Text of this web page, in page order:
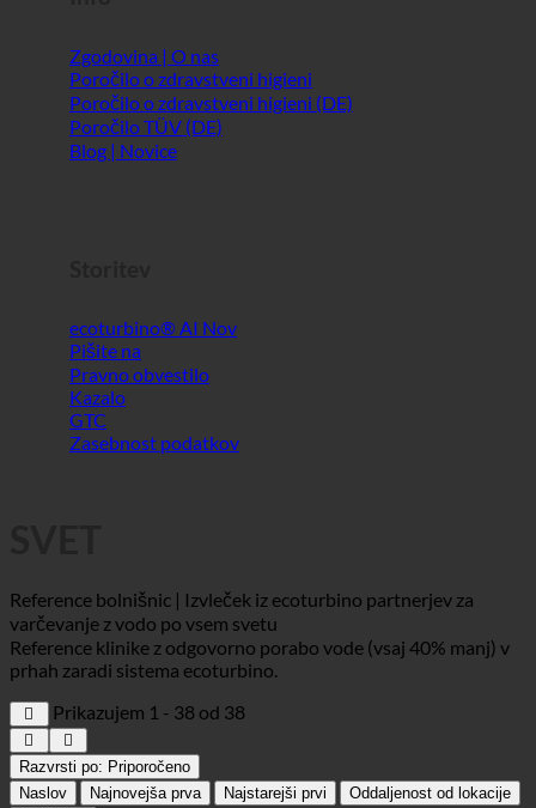
Zgodovina | O nas
Poročilo o zdravstveni higieni
Poročilo o zdravstveni higieni (DE)
Poročilo TÜV (DE)
Blog | Novice
ecoturbino® AI
Pišite na
Pravno obvestilo
Kazalo
GTC
Zasebnost podatkov
Reference bolnišnic | Izvleček iz ecoturbino partnerjev za
varčevanje z vodo po vsem svetu
Reference klinike z odgovorno porabo vode (vsaj 40% manj) v
prhah zaradi sistema ecoturbino.
Prikazujem 1 - 38 od 38
Razvrsti po: Priporočeno
Naslov
Najnovejša prva Najstarejši prvi
Oddaljenost od lokacije